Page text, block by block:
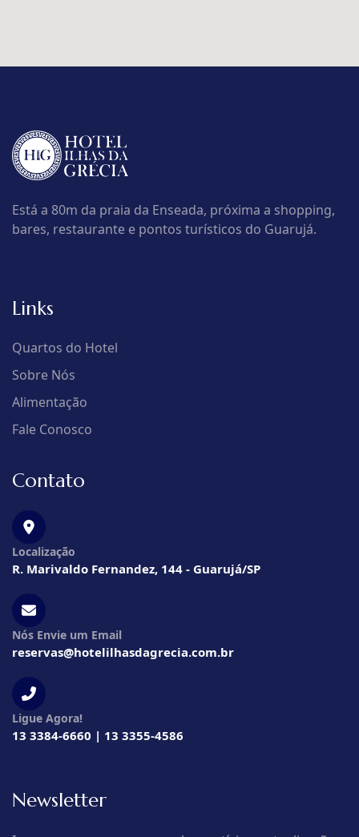
Está a 80m da praia da Enseada, próxima a shopping,
bares, restaurante e pontos turísticos do Guarujá.
Links
Quartos do Hotel
Sobre Nós
Alimentação
Fale Conosco
Contato
Localização
R. Marivaldo Fernandez, 144 - Guarujá/SP
Nós Envie um Email
reservas@hotelilhasdagrecia.com.br
Ligue Agora!
13 3384-6660 | 13 3355-4586
Newsletter